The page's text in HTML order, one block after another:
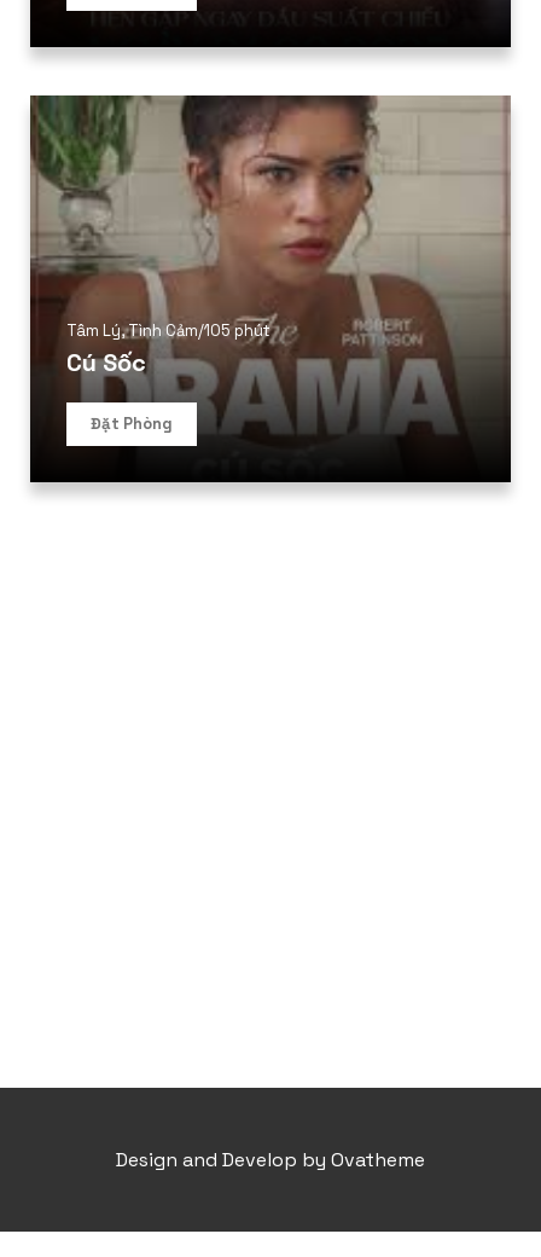
Tâm Lý,Tình Cảm/105 phút
Cú Sốc
Đặt Phòng
Design and Develop by Ovatheme